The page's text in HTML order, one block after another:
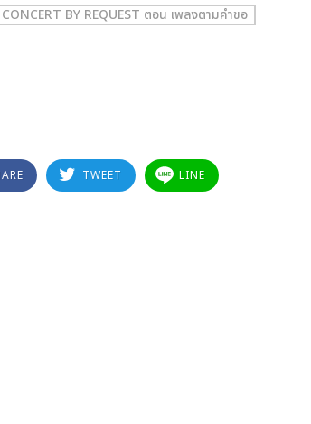
BY REQUEST ตอน เพลงตามคำขอ
TWEET LINE